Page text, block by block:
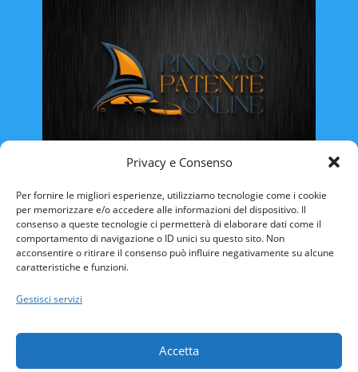
Privacy e Consenso
Per fornire le migliori esperienze, utilizziamo tecnologie come i cookie
per memorizzare e/o accedere alle informazioni del dispositivo. Il
consenso a queste tecnologie ci permetterà di elaborare dati come il
comportamento di navigazione o ID unici su questo sito. Non
acconsentire o ritirare il consenso può influire negativamente su alcune
caratteristiche e funzioni.
Gestisci servizi
Accetta
CAMPANIA
FRIULI VENEZIA-GIULIA
LAZIO
LIGURIA